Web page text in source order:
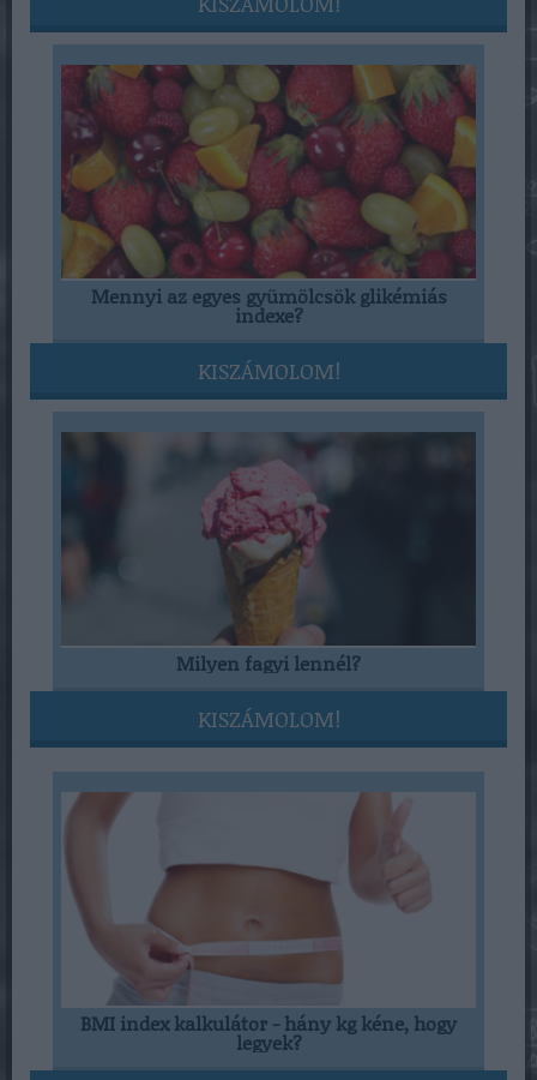
Mennyi az egyes gyümölcsök glikémiás
indexe?
KISZÁMOLOM!
Milyen fagyi lennél?
KISZÁMOLOM!
BMI index kalkulátor - hány kg kéne, hogy
legyek?